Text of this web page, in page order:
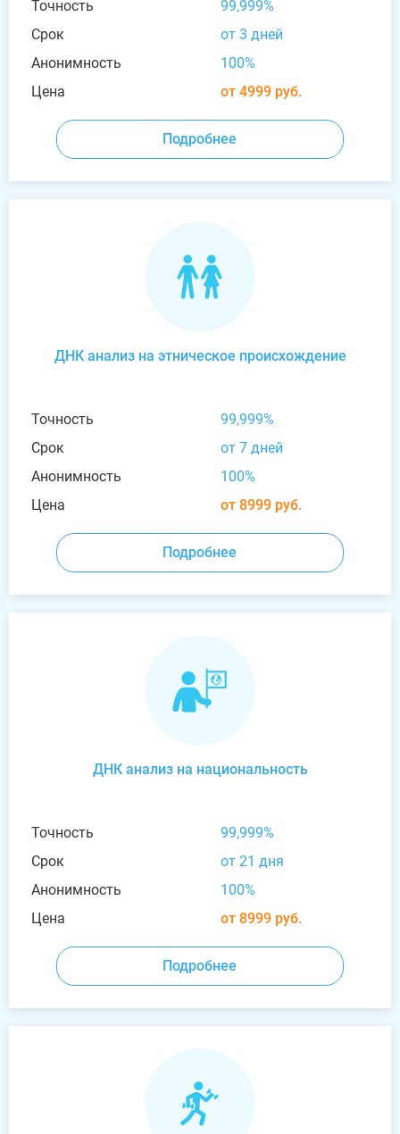
Точность
99,999%
Срок
от 3 дней
Анонимность
100%
Цена
от 4999 руб.
Подробнее
ДНК анализ на этническое происхождение
Точность
99,999%
Срок
от 7 дней
Анонимность
100%
Цена
от 8999 руб.
Подробнее
ДНК анализ на национальность
Точность
99,999%
Срок
от 21 дня
Анонимность
100%
Цена
от 8999 руб.
Подробнее